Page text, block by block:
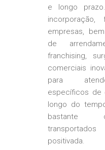
e longo
empresas,
de
franchising,
comerciais
para
específicos de
longo do
bastante
positivada.